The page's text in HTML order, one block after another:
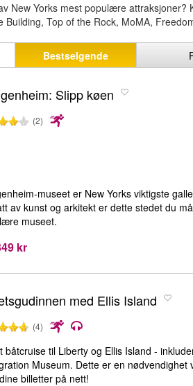
New Yorks mest populære
Building, Top of the Rock, MoMA,
Bestselgende
Slipp køen
(2)
museet er New Yorks viktigste
av kunst og arkitekt er dette stedet du
museet.
kr
med Ellis Island
(4)
båtcruise til Liberty og Ellis Island -
Museum. Dette er en
billetter på nett!